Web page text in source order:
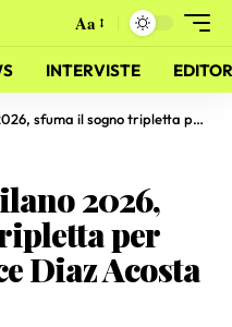
Aa
INTERVISTE
tripletta per Cecchinato: vince Diaz Acosta in tre set
2026,
per
Diaz Acosta